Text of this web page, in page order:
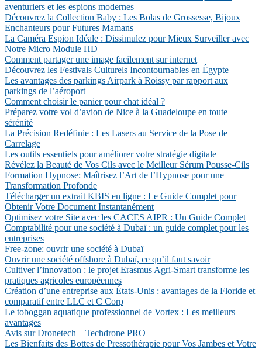
aventuriers et les espions modernes
Découvrez la Collection Baby : Les Bolas de Grossesse, Bijoux
Enchanteurs pour Futures Mamans
La Caméra Espion Idéale : Dissimulez pour Mieux Surveiller avec
Notre Micro Module HD
Comment partager une image facilement sur internet
Découvrez les Festivals Culturels Incontournables en Égypte
Les avantages des parkings Airpark à Roissy par rapport aux
parkings de l’aéroport
Comment choisir le panier pour chat idéal ?
Préparez votre vol d’avion de Nice à la Guadeloupe en toute
sérénité
La Précision Redéfinie : Les Lasers au Service de la Pose de
Carrelage
Les outils essentiels pour améliorer votre stratégie digitale
Révélez la Beauté de Vos Cils avec le Meilleur Sérum Pousse-Cils
Formation Hypnose: Maîtrisez l’Art de l’Hypnose pour une
Transformation Profonde
Télécharger un extrait KBIS en ligne : Le Guide Complet pour
Obtenir Votre Document Instantanément
Optimisez votre Site avec les CACES AIPR : Un Guide Complet
Comptabilité pour une société à Dubaï : un guide complet pour les
entreprises
Free-zone: ouvrir une société à Dubaï
Ouvrir une société offshore à Dubaï, ce qu’il faut savoir
Cultiver l’innovation : le projet Erasmus Agri-Smart transforme les
pratiques agricoles européennes
Création d’une entreprise aux États-Unis : avantages de la Floride et
comparatif entre LLC et C Corp
Le toboggan aquatique professionnel de Vortex : Les meilleurs
avantages
Avis sur Dronetech – Techdrone PRO
Les Bienfaits des Bottes de Pressothérapie pour Vos Jambes et Votre